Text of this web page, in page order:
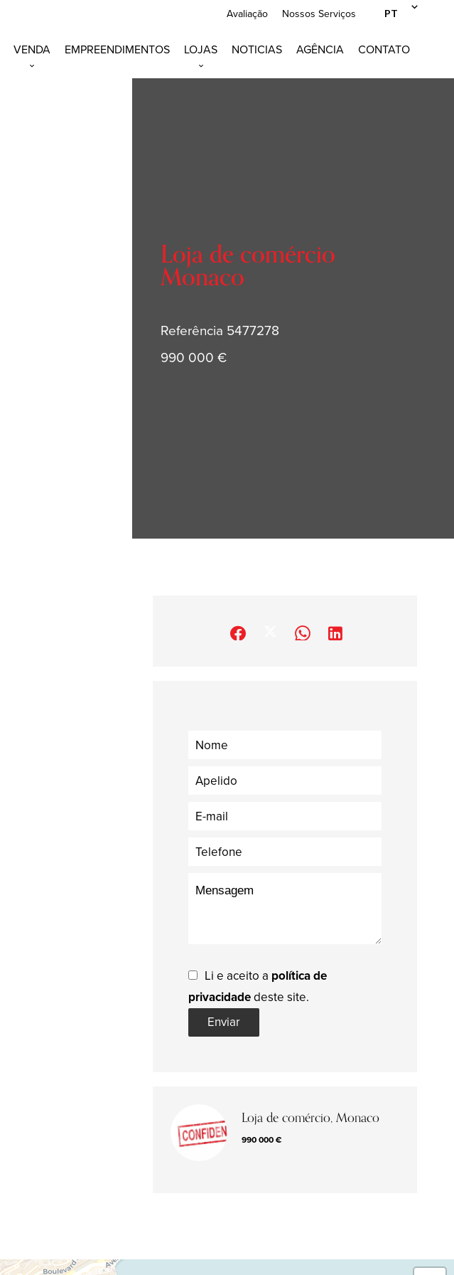
Avaliação Nossos Serviços PT
VENDA EMPREENDIMENTOS LOJAS NOTICIAS AGÊNCIA CONTATO
Loja de comércio
Monaco
Referência 5477278
990 000 €
Li e aceito a política de
privacidadedeste site.
Enviar
Loja de comércio, Monaco
990 000 €